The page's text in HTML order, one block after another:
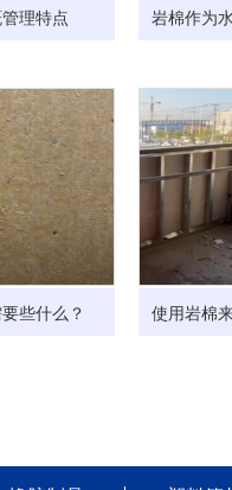
理特点 岩棉作为
些什么？ 使用岩棉